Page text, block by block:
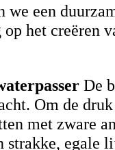
we een
het creëren
De
Om de
met zware
strakke, egale